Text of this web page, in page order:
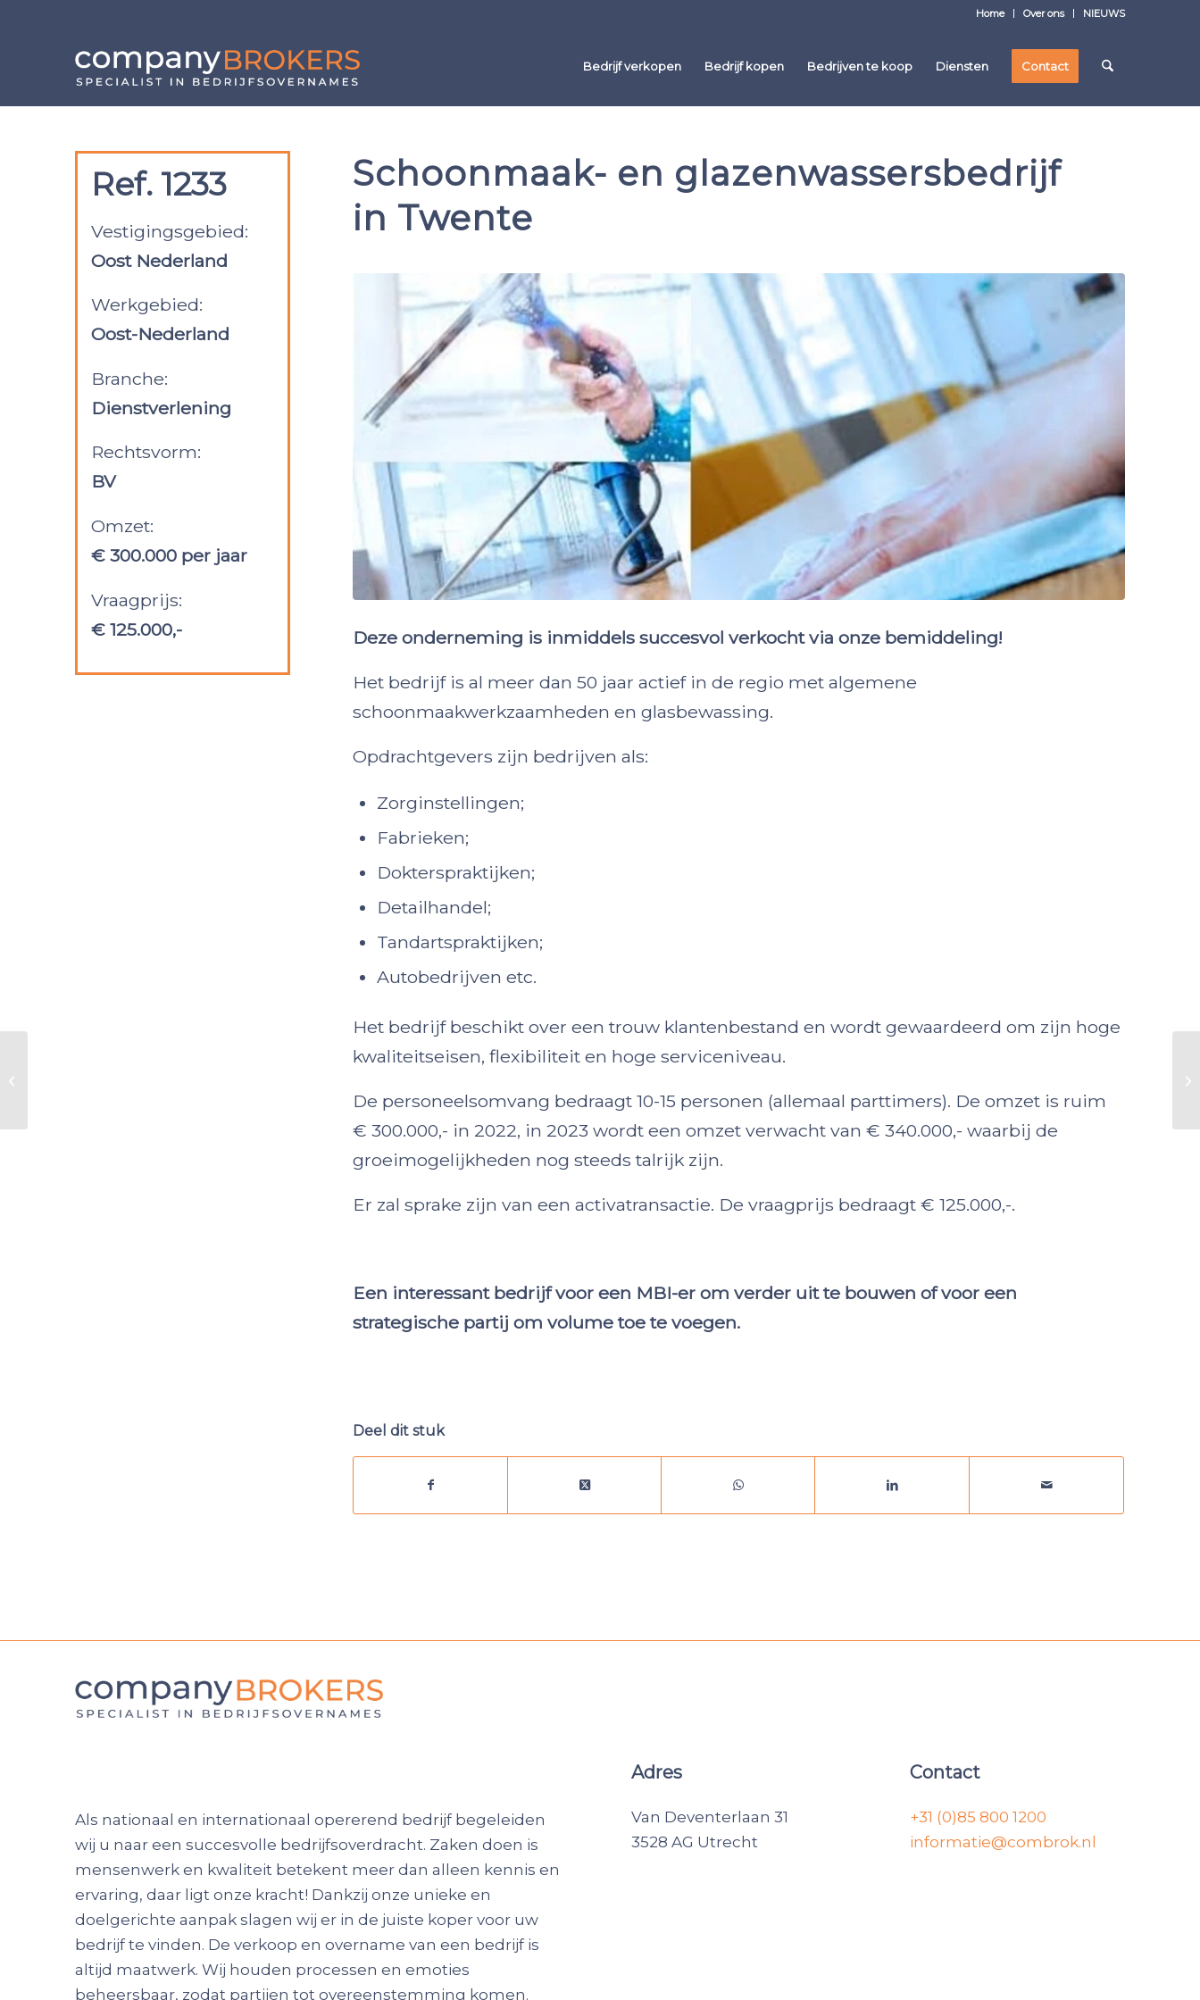
Home Over ons NIEUWS
Bedrijf verkopen Bedrijf kopen Bedrijven te koop Diensten Contact
Ref. 1233
Vestigingsgebied:
Oost Nederland
Werkgebied:
Oost-Nederland
Branche:
Dienstverlening
Rechtsvorm:
BV
Omzet:
€ 300.000 per jaar
Vraagprijs:
€ 125.000,-
Schoonmaak- en glazenwassersbedrijf
in Twente
Deze onderneming is inmiddels succesvol verkocht via onze bemiddeling!
Het bedrijf is al meer dan 50 jaar actief in de regio met algemene
schoonmaakwerkzaamheden en glasbewassing.
Opdrachtgevers zijn bedrijven als:
Zorginstellingen;
Fabrieken;
Dokterspraktijken;
Detailhandel;
Tandartspraktijken;
Autobedrijven etc.
Het bedrijf beschikt over een trouw klantenbestand en wordt gewaardeerd om zijn hoge
kwaliteitseisen, flexibiliteit en hoge serviceniveau.
De personeelsomvang bedraagt 10-15 personen (allemaal parttimers). De omzet is ruim
€ 300.000,- in 2022, in 2023 wordt een omzet verwacht van € 340.000,- waarbij de
groeimogelijkheden nog steeds talrijk zijn.
Er zal sprake zijn van een activatransactie. De vraagprijs bedraagt € 125.000,-.
Een interessant bedrijf voor een MBI-er om verder uit te bouwen of voor een
strategische partij om volume toe te voegen.
Deel dit stuk
Als nationaal en internationaal opererend bedrijf begeleiden
wij u naar een succesvolle bedrijfsoverdracht. Zaken doen is
mensenwerk en kwaliteit betekent meer dan alleen kennis en
ervaring, daar ligt onze kracht! Dankzij onze unieke en
doelgerichte aanpak slagen wij er in de juiste koper voor uw
bedrijf te vinden. De verkoop en overname van een bedrijf is
altijd maatwerk. Wij houden processen en emoties
beheersbaar, zodat partijen tot overeenstemming komen.
Adres
Van Deventerlaan 31
3528 AG Utrecht
Contact
+31 (0)85 800 1200
informatie@combrok.nl